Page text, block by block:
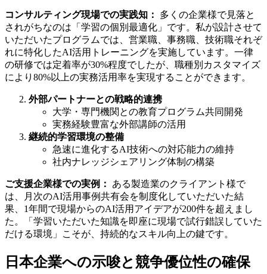
コンサルティング現場での実践知：
多くの企業様で見落と
されがちなのは「学習の個別最適化」です。私が設計させて
いただいたプログラムでは、営業職、事務職、技術職それぞ
れに特化したAI活用トレーニングを実施しています。一律
の研修では定着率が30%程度でしたが、職種別カスタマイズ
により80%以上の実務活用率を実現することができます。
外部パートナーとの戦略的連携
大学・専門機関との教育プログラム共同開発
実務経験豊富な外部講師の活用
継続的学習環境の整備
急速に進化するAI技術への対応能力の維持
社内ナレッジシェアリング体制の構築
ご支援企業様での実例：
ある製造業のクライアント様で
は、月次のAI活用事例共有会を制度化していただいた結
果、1年間で現場からのAI活用アイデアが200件を超えまし
た。「学習いただいた知識を即座に現場で試行錯誤していた
だける環境」こそが、持続的なスキル向上の鍵です。
日本企業への示唆と競争優位性の確保